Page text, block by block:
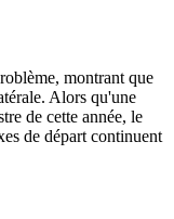
montrant que
Alors qu'une
de cette année, le
de départ continuent